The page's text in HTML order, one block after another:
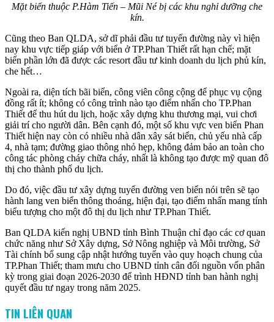
Mặt biển thuộc P.Hàm Tiến – Mũi Né bị các khu nghỉ dưỡng che
kín.
Cũng theo Ban QLDA, sở dĩ phải đầu tư tuyến đường này vì hiện
nay khu vực tiếp giáp với biển ở TP.Phan Thiết rất hạn chế; mặt
biển phần lớn đã được các resort đầu tư kinh doanh du lịch phủ kín,
che hết…
Ngoài ra, diện tích bãi biển, công viên công cộng để phục vụ cộng
đồng rất ít; không có công trình nào tạo điểm nhấn cho TP.Phan
Thiết để thu hút du lịch, hoặc xây dựng khu thương mại, vui chơi
giải trí cho người dân. Bên cạnh đó, một số khu vực ven biển Phan
Thiết hiện nay còn có nhiều nhà dân xây sát biển, chủ yếu nhà cấp
4, nhà tạm; đường giao thông nhỏ hẹp, không đảm bảo an toàn cho
công tác phòng cháy chữa cháy, nhất là không tạo được mỹ quan đô
thị cho thành phố du lịch.
Do đó, việc đầu tư xây dựng tuyến đường ven biển nói trên sẽ tạo
hành lang ven biển thông thoáng, hiện đại, tạo điểm nhấn mang tính
biểu tượng cho một đô thị du lịch như TP.Phan Thiết.
Ban QLDA kiến nghị UBND tỉnh Bình Thuận chỉ đạo các cơ quan
chức năng như Sở Xây dựng, Sở Nông nghiệp và Môi trường, Sở
Tài chính bổ sung cập nhật hướng tuyến vào quy hoạch chung của
TP.Phan Thiết; tham mưu cho UBND tỉnh cân đối nguồn vốn phân
kỳ trong giai đoạn 2026-2030 để trình HĐND tỉnh ban hành nghị
quyết đầu tư ngay trong năm 2025.
TIN LIÊN QUAN